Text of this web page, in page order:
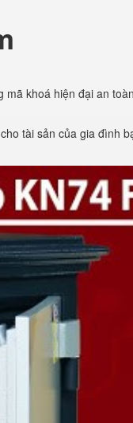
khoá hiện đại an
tài sản của gia đình